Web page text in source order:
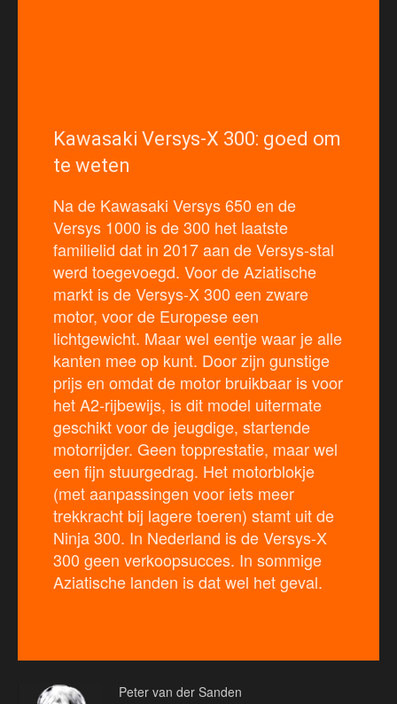
Kawasaki Versys-X 300: goed om
te weten
Na de Kawasaki Versys 650 en de
Versys 1000 is de 300 het laatste
familielid dat in 2017 aan de Versys-stal
werd toegevoegd. Voor de Aziatische
markt is de Versys-X 300 een zware
motor, voor de Europese een
lichtgewicht. Maar wel eentje waar je alle
kanten mee op kunt. Door zijn gunstige
prijs en omdat de motor bruikbaar is voor
het A2-rijbewijs, is dit model uitermate
geschikt voor de jeugdige, startende
motorrijder. Geen topprestatie, maar wel
een fijn stuurgedrag. Het motorblokje
(met aanpassingen voor iets meer
trekkracht bij lagere toeren) stamt uit de
Ninja 300. In Nederland is de Versys-X
300 geen verkoopsucces. In sommige
Aziatische landen is dat wel het geval.
Peter van der Sanden